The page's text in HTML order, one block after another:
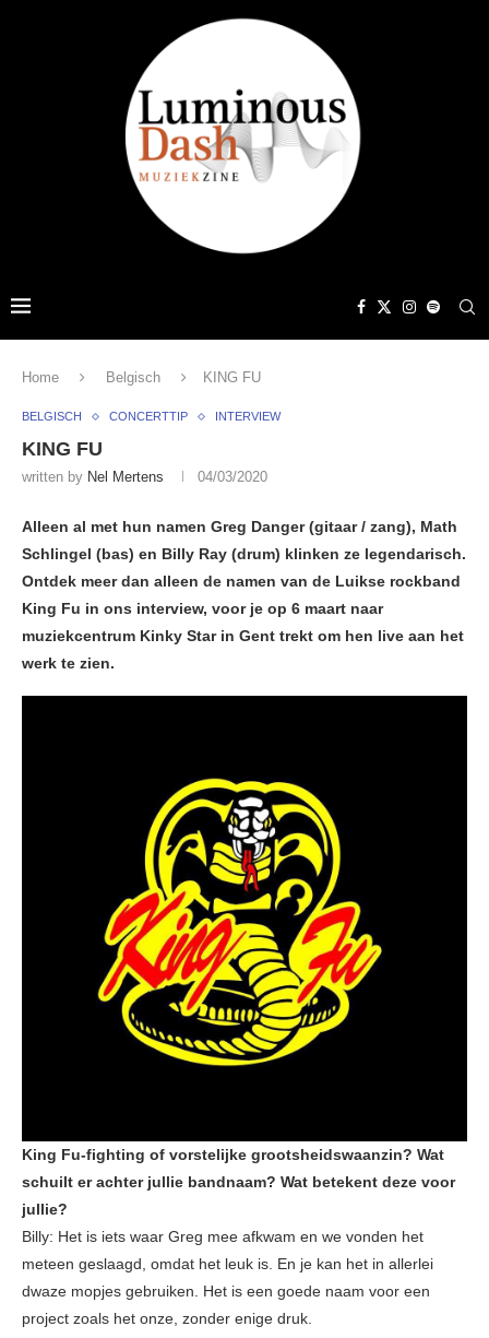
Home Belgisch KING FU
BELGISCH CONCERTTIP INTERVIEW
KING FU
written by Nel Mertens 04/03/2020
Alleen al met hun namen Greg Danger (gitaar / zang), Math
Schlingel (bas) en Billy Ray (drum) klinken ze legendarisch.
Ontdek meer dan alleen de namen van de Luikse rockband
King Fu in ons interview, voor je op 6 maart naar
muziekcentrum Kinky Star in Gent trekt om hen live aan het
werk te zien.
King Fu-fighting of vorstelijke grootsheidswaanzin? Wat
schuilt er achter jullie bandnaam? Wat betekent deze voor
jullie?
Billy: Het is iets waar Greg mee afkwam en we vonden het
meteen geslaagd, omdat het leuk is. En je kan het in allerlei
dwaze mopjes gebruiken. Het is een goede naam voor een
project zoals het onze, zonder enige druk.